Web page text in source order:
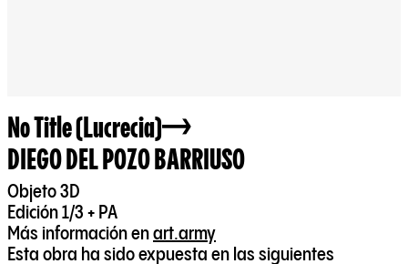
No Title (Lucrecia)
DIEGO DEL POZO BARRIUSO
Objeto 3D
Edición 1/3 + PA
Más información enart.army
Esta obra ha sido expuesta en las siguientes